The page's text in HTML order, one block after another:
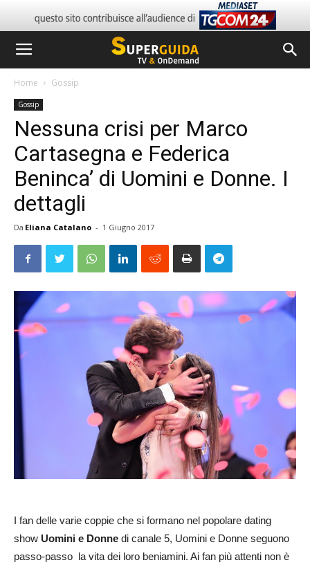
Home Gossip
Gossip
Nessuna crisi per Marco
Cartasegna e Federica
Beninca’ di Uomini e Donne. I
dettagli
Da Eliana Catalano - 1 Giugno 2017
I fan delle varie coppie che si formano nel popolare dating
show Uomini e Donne di canale 5, Uomini e Donne seguono
passo-passo la vita dei loro beniamini. Ai fan più attenti non è